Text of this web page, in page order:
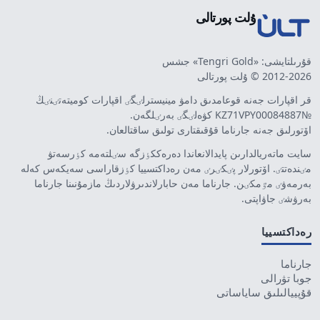
ۇلت پورتالى
قۇرىلتايشى: «Tengri Gold» جشس
2012-2026 © ۇلت پورتالى
قر اقپارات جەنە قوعامدىق دامۋ مينيسترلٸگٸ اقپارات كوميتەتٸنٸڭ
№KZ71VPY00084887 كۋەلٸگٸ بەرٸلگەن.
اۆتورلىق جەنە جارناما قۇقىقتارى تولىق ساقتالعان.
سايت ماتەريالدارىن پايدالانعاندا دەرەككٶزگە سٸلتەمە كٶرسەتۋ
مٸندەتتٸ. اۆتورلار پٸكٸرٸ مەن رەداكتسييا كٶزقاراسى سەيكەس كەلە
بەرمەۋٸ مٷمكٸن. جارناما مەن حابارلاندىرۋلاردىڭ مازمۇنىنا جارناما
بەرۋشٸ جاۋاپتى.
رەداكتسييا
جارناما
جوبا تۋرالى
قۇپييالىلىق ساياساتى